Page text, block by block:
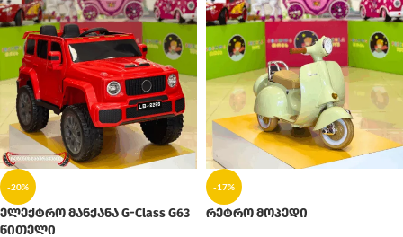
-20%
ელექტრო მანქანა G-Class G63
წითელი
-17%
რეტრო მოპედი